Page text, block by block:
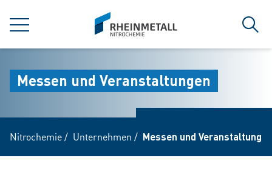
MENÜ
siteLogo
Messen und Veranstaltungen
Nitrochemie/ Unternehmen / Messen und Veranstaltungen